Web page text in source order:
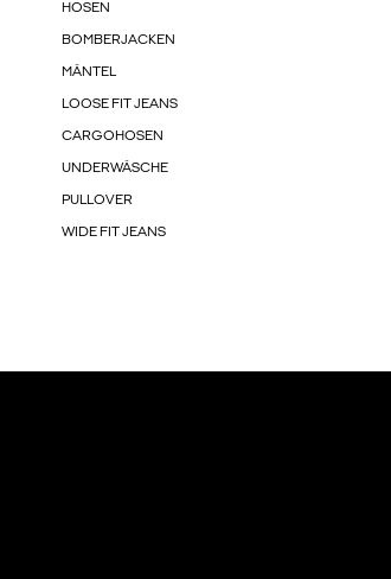
HOSEN
BOMBERJACKEN
MÄNTEL
LOOSE FIT JEANS
CARGOHOSEN
UNDERWÄSCHE
PULLOVER
WIDE FIT JEANS